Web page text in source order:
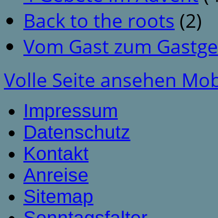
Back to the roots (2)
Vom Gast zum
Volle Seite ansehen
Impressum
Datenschutz
Kontakt
Anreise
Sitemap